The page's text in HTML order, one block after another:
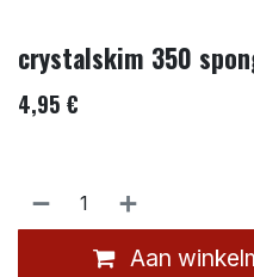
crystalskim 350
4,95 €
Aan